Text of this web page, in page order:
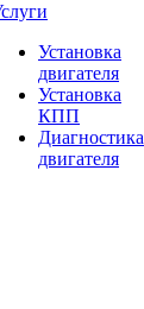
Установка
двигателя
Установка
КПП
Диагностика
двигателя